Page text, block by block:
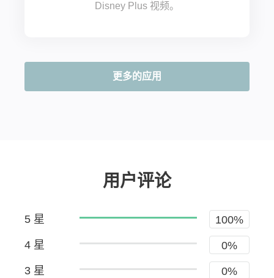
Disney Plus 视频。
更多的应用
用户评论
5 星 100%
4 星 0%
3 星 0%